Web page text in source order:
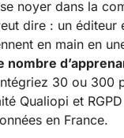
noyer dans la
dire : un éditeur
en main en
nombre
30 ou 300
Qualiopi et
en France.